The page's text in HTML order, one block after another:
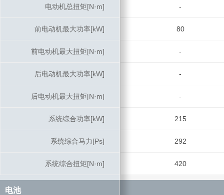
电动机总扭矩[N·m] -
前电动机最大功率[kW] 80
前电动机最大扭矩[N·m] -
后电动机最大功率[kW] -
后电动机最大扭矩[N·m] -
系统综合功率[kW] 215
系统综合马力[Ps] 292
系统综合扭矩[N·m] 420
电池
电动机总扭矩[N·m]
前电动机最大功率[kW]
前电动机最大扭矩[N·m]
后电动机最大功率[kW]
后电动机最大扭矩[N·m]
系统综合功率[kW]
系统综合马力[Ps]
系统综合扭矩[N·m]
电池